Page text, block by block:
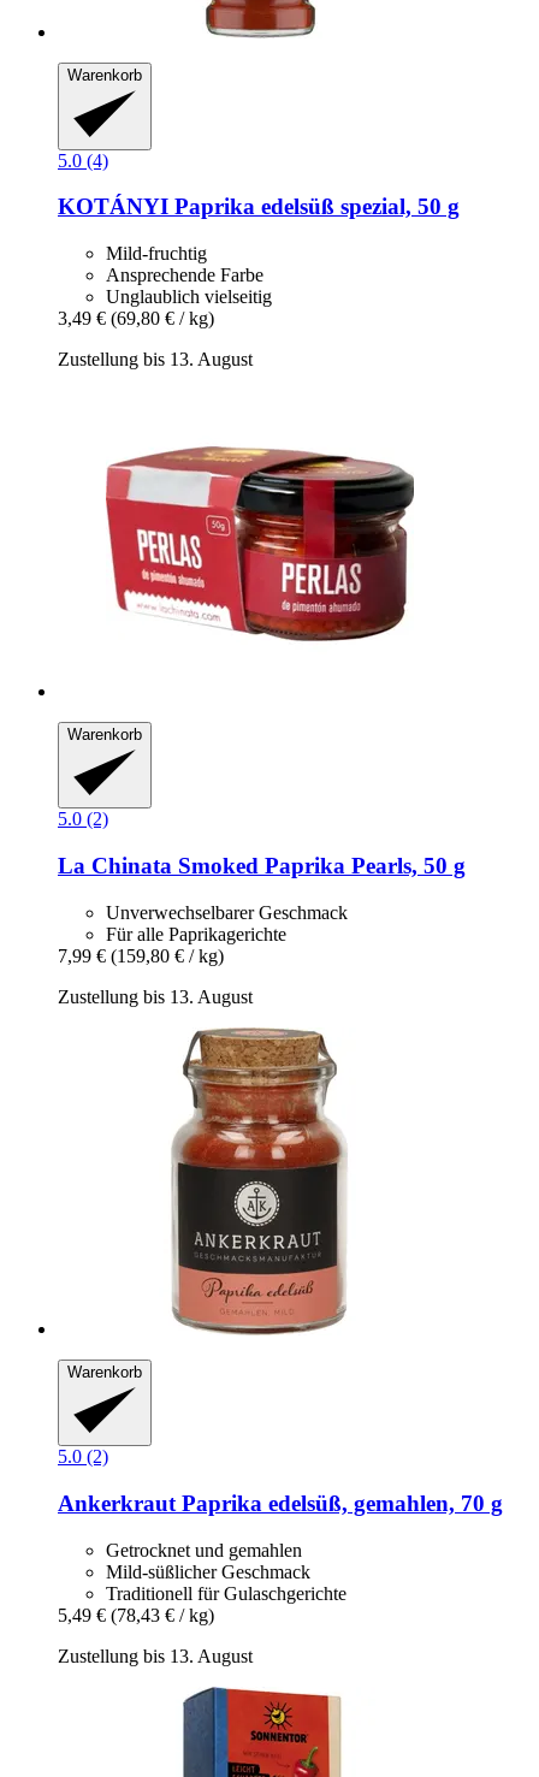
Warenkorb
5.0 (4)
KOTÁNYI Paprika edelsüß spezial, 50 g
Mild-fruchtig
Ansprechende Farbe
Unglaublich vielseitig
3,49 € (69,80 € / kg)
Zustellung bis 13. August
Warenkorb
5.0 (2)
La Chinata Smoked Paprika Pearls, 50 g
Unverwechselbarer Geschmack
Für alle Paprikagerichte
7,99 € (159,80 € / kg)
Zustellung bis 13. August
Warenkorb
5.0 (2)
Ankerkraut Paprika edelsüß, gemahlen, 70 g
Getrocknet und gemahlen
Mild-süßlicher Geschmack
Traditionell für Gulaschgerichte
5,49 € (78,43 € / kg)
Zustellung bis 13. August